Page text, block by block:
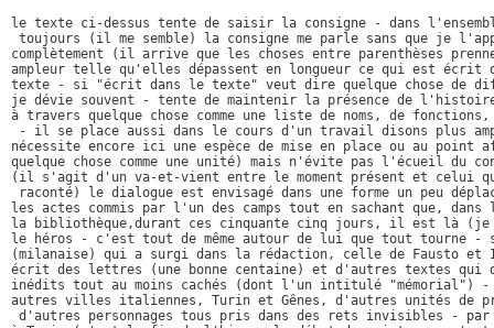
le texte ci-dessus tente de saisir la consigne - dans
toujours (il me semble) la consigne me parle sans que je
complètement (il arrive que les choses entre parenthèses
ampleur telle qu'elles dépassent en longueur ce qui est écrit
texte - si "écrit dans le texte" veut dire quelque chose de
je dévie souvent - tente de maintenir la présence de
à travers quelque chose comme une liste de noms, de
- il se place aussi dans le cours d'un travail disons plus
nécessite encore ici une espèce de mise en place ou au point
quelque chose comme une unité) mais n'évite pas l'écueil du
(il s'agit d'un va-et-vient entre le moment présent et celui
raconté) le dialogue est envisagé dans une forme un peu
les actes commis par l'un des camps tout en sachant que,
la bibliothèque,durant ces cinquante cinq jours, il est là
le héros - c'est tout de même autour de lui que tout tourne
(milanaise) qui a surgi dans la rédaction, celle de Fausto
écrit des lettres (une bonne centaine) et d'autres textes qui
inédits tout au moins cachés (dont l'un intitulé
autres villes italiennes, Turin et Gênes, d'autres unités de
d'autres personnages tous pris dans des rets invisibles -